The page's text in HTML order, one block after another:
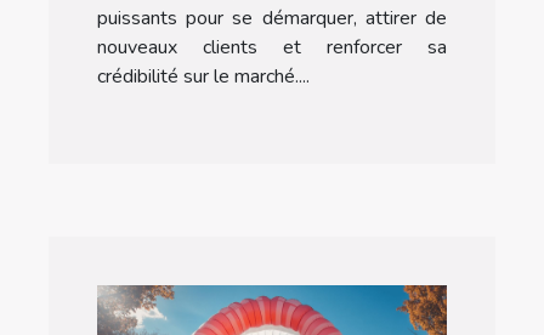
puissants pour se démarquer, attirer de
nouveaux clients et renforcer sa
crédibilité sur le marché....